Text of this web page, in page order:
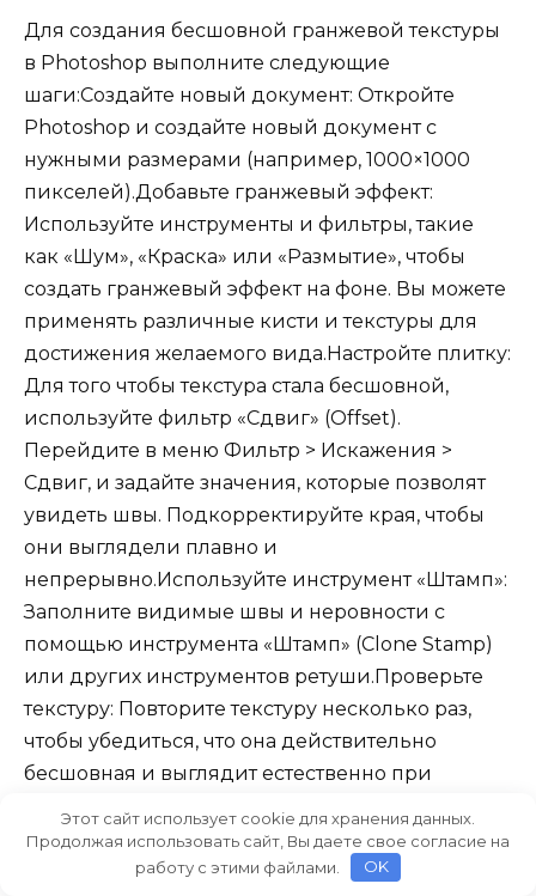
Для создания бесшовной гранжевой текстуры
в Photoshop выполните следующие
шаги:Создайте новый документ: Откройте
Photoshop и создайте новый документ с
нужными размерами (например, 1000×1000
пикселей).Добавьте гранжевый эффект:
Используйте инструменты и фильтры, такие
как «Шум», «Краска» или «Размытие», чтобы
создать гранжевый эффект на фоне. Вы можете
применять различные кисти и текстуры для
достижения желаемого вида.Настройте плитку:
Для того чтобы текстура стала бесшовной,
используйте фильтр «Сдвиг» (Offset).
Перейдите в меню Фильтр > Искажения >
Сдвиг, и задайте значения, которые позволят
увидеть швы. Подкорректируйте края, чтобы
они выглядели плавно и
непрерывно.Используйте инструмент «Штамп»:
Заполните видимые швы и неровности с
помощью инструмента «Штамп» (Clone Stamp)
или других инструментов ретуши.Проверьте
текстуру: Повторите текстуру несколько раз,
чтобы убедиться, что она действительно
бесшовная и выглядит естественно при
текстуру в нужном формате, например, PNG
или JPEG, для дальнейшего использования в
Этот сайт использует cookie для хранения данных.
Продолжая использовать сайт, Вы даете свое согласие на
работу с этими файлами.
OK